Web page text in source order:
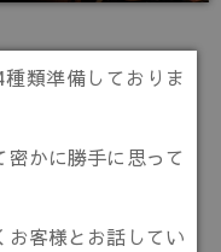
類準備しておりま
かに勝手に思って
客様とお話してい